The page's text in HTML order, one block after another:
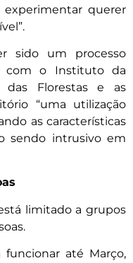
querer
sido um processo
com o Instituto da
das Florestas e as
“uma utilização
as características
sendo intrusivo em
limitado a grupos
até Março,